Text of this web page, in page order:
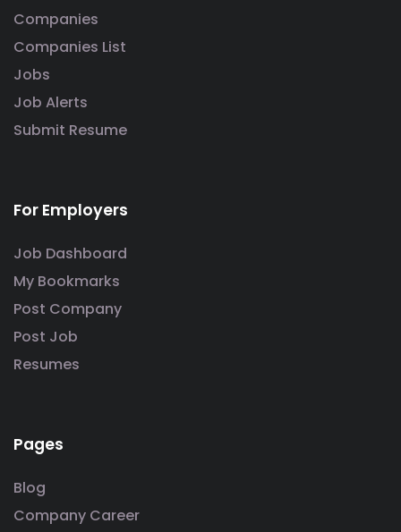
Companies
Companies List
Jobs
Job Alerts
Submit Resume
For Employers
Job Dashboard
My Bookmarks
Post Company
Post Job
Resumes
Pages
Blog
Company Career